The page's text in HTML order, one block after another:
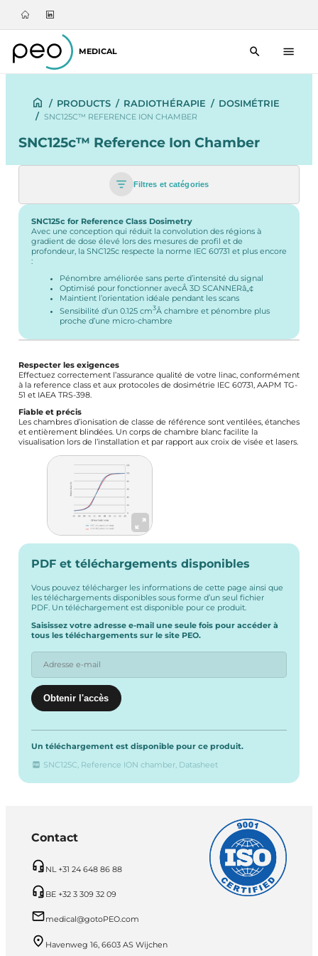
MEDICAL
/ PRODUCTS / RADIOTHÉRAPIE / DOSIMÉTRIE
/ SNC125C™ REFERENCE ION CHAMBER
SNC125c™ Reference Ion Chamber
Filtres et catégories
SNC125c for Reference Class Dosimetry
Avec une conception qui réduit la convolution des régions à
gradient de dose élevé lors des mesures de profil et de
profondeur, la SNC125c respecte la norme IEC 60731 et plus encore
:
Pénombre améliorée sans perte d’intensité du signal
Optimisé pour fonctionner avecÂ 3D SCANNERâ„¢
Maintient l’orientation idéale pendant les scans
Sensibilité d’un 0.125 cm3Â chambre et pénombre plus
proche d’une micro-chambre
Respecter les exigences
Effectuez correctement l’assurance qualité de votre linac, conformément
à la reference class et aux protocoles de dosimétrie IEC 60731, AAPM TG-
51 et IAEA TRS-398.
Fiable et précis
Les chambres d’ionisation de classe de référence sont ventilées, étanches
et entièrement blindées. Un corps de chambre blanc facilite la
visualisation lors de l’installation et par rapport aux croix de visée et lasers.
PDF et téléchargements disponibles
Vous pouvez télécharger les informations de cette page ainsi que
les téléchargements disponibles sous forme d’un seul fichier
PDF. Un téléchargement est disponible pour ce produit.
Saisissez votre adresse e-mail une seule fois pour accéder à
tous les téléchargements sur le site PEO.
Un téléchargement est disponible pour ce produit.
SNC125C, Reference ION chamber, Datasheet
Contact
NL +31 24 648 86 88
BE +32 3 309 32 09
medical@gotoPEO.com
Havenweg 16, 6603 AS Wijchen